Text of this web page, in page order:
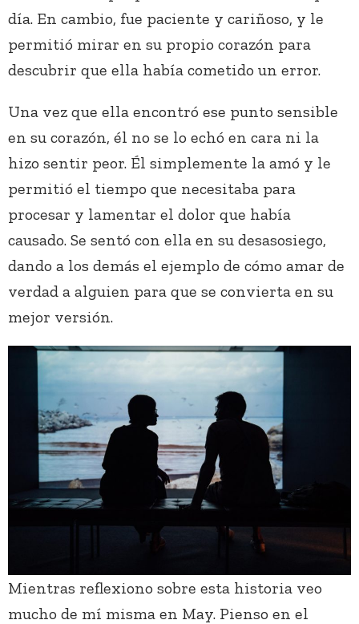
día. En cambio, fue paciente y cariñoso, y le
permitió mirar en su propio corazón para
descubrir que ella había cometido un error.
Una vez que ella encontró ese punto sensible
en su corazón, él no se lo echó en cara ni la
hizo sentir peor. Él simplemente la amó y le
permitió el tiempo que necesitaba para
procesar y lamentar el dolor que había
causado. Se sentó con ella en su desasosiego,
dando a los demás el ejemplo de cómo amar de
verdad a alguien para que se convierta en su
mejor versión.
Mientras reflexiono sobre esta historia veo
mucho de mí misma en May. Pienso en el